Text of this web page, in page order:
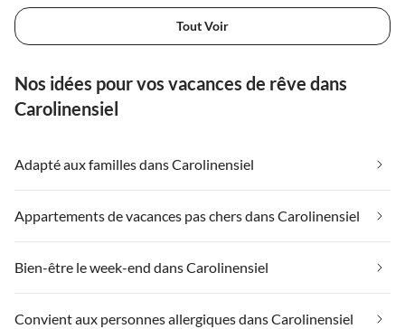
Tout Voir
Nos idées pour vos vacances de rêve dans
Carolinensiel
Adapté aux familles dans Carolinensiel
Appartements de vacances pas chers dans Carolinensiel
Bien-être le week-end dans Carolinensiel
Convient aux personnes allergiques dans Carolinensiel